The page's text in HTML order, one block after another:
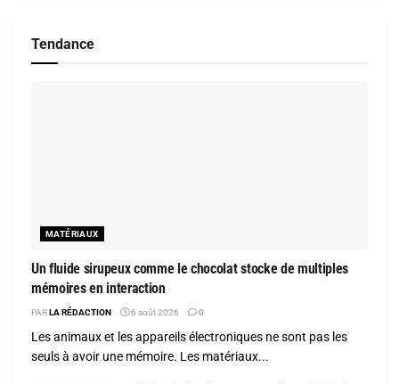
Tendance
MATÉRIAUX
Un fluide sirupeux comme le chocolat stocke de multiples
mémoires en interaction
PARLA RÉDACTION 6 août 2026 0
Les animaux et les appareils électroniques ne sont pas les
seuls à avoir une mémoire. Les matériaux...